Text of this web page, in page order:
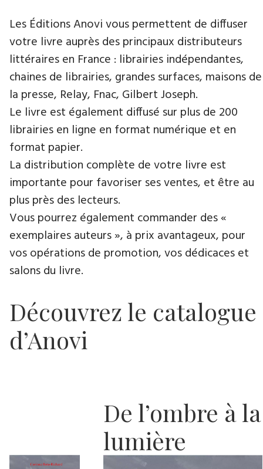
Les Éditions Anovi vous permettent de diffuser
votre livre auprès des principaux distributeurs
littéraires en France : librairies indépendantes,
chaines de librairies, grandes surfaces, maisons de
la presse, Relay, Fnac, Gilbert Joseph.
Le livre est également diffusé sur plus de 200
librairies en ligne en format numérique et en
format papier.
La distribution complète de votre livre est
importante pour favoriser ses ventes, et être au
plus près des lecteurs.
Vous pourrez également commander des «
exemplaires auteurs », à prix avantageux, pour
vos opérations de promotion, vos dédicaces et
salons du livre.
Découvrez le catalogue
d’Anovi
De l’ombre à la
lumière